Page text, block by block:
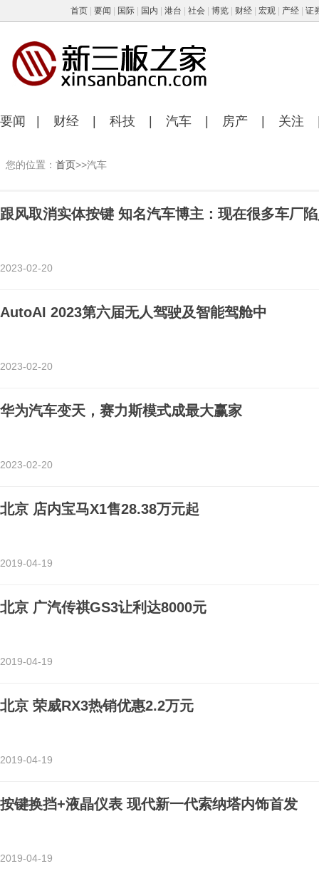
首页| 要闻 国际| 国内 港台 社会| 博览| 财经| 宏观| 产经| 证
要闻 财经 科技 汽车 房产 关注
您的位置： 首页>>汽车
跟风取消实体按键 知名汽车博主：现在很多车厂
2023-02-20
AutoAI 2023第六届无人驾驶及智能驾舱中
2023-02-20
华为汽车变天，赛力斯模式成最大赢家
2023-02-20
北京 店内宝马X1售28.38万元起
2019-04-19
北京 广汽传祺GS3让利达8000元
2019-04-19
北京 荣威RX3热销优惠2.2万元
2019-04-19
按键换挡+液晶仪表 现代新一代索纳塔内饰首发
2019-04-19